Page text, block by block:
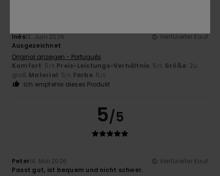
Inês12. Juni 2026
Verifizierter Kauf
Ausgezeichnet
Original anzeigen - Português
Komfort: 5 /5 Preis-Leistungs-Verhältnis: 5 /5 Größe: Zu
groß Material: 5 /5 Farbe: 5 /5
Ich empfehle dieses Produkt
5/5
Peter14. Mai 2026
Verifizierter Kauf
Passt gut, ist bequem und nicht schwer.